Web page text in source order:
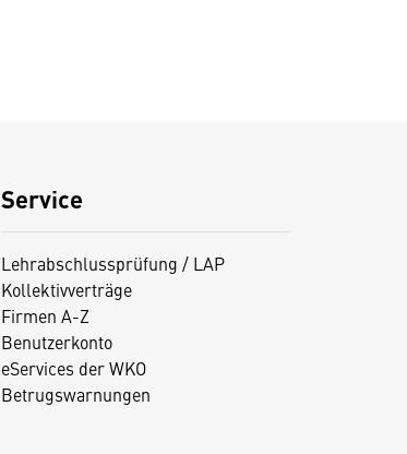
Service
Lehrabschlussprüfung / LAP
Kollektivverträge
Firmen A-Z
Benutzerkonto
eServices der WKO
Betrugswarnungen